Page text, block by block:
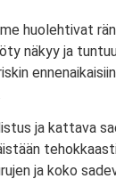
huolehtivat
näkyy ja
ja kattava
ja koko